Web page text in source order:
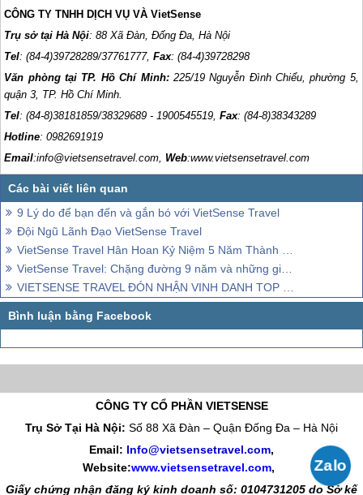
CÔNG TY TNHH DỊCH VỤ VÀ VietSense
Trụ sở tại Hà Nội: 88 Xã Đàn, Đống Đa, Hà Nội
Tel: (84-4)39728289/37761777, Fax: (84-4)39728298
Văn phòng tại TP. Hồ Chí Minh: 225/19 Nguyễn Đình Chiểu, phường 5,
quận 3, TP. Hồ Chí Minh.
Tel: (84-8)38181859/38329689 - 1900545519,Fax: (84-8)38343289
Hotline: 0982691919
Email:info@vietsensetravel.com, Web:www.vietsensetravel.com
9 Lý do để bạn đến và gắn bó với VietSense Travel
Đội Ngũ Lãnh Đạo VietSense Travel
VietSense Travel Hân Hoan Kỷ Niệm 5 Năm Thành Lập
VietSense Travel: Chặng đường 9 năm và những giải thưởng danh giá
VIETSENSE TRAVEL ĐÓN NHẬN VINH DANH TOP 100 SẢN PHẨM - DỊCH VỤ CHẤT LƯỢNG CAO ASEAN
CÔNG TY CỔ PHẦN VIETSENSE
Trụ Sở Tại Hà Nội: Số 88 Xã Đàn – Quận Đống Đa – Hà Nội
Email: Info@vietsensetravel.com,
Website:www.vietsensetravel.com,
Giấy chứng nhận đăng ký kinh doanh số: 0104731205 do Sở kế